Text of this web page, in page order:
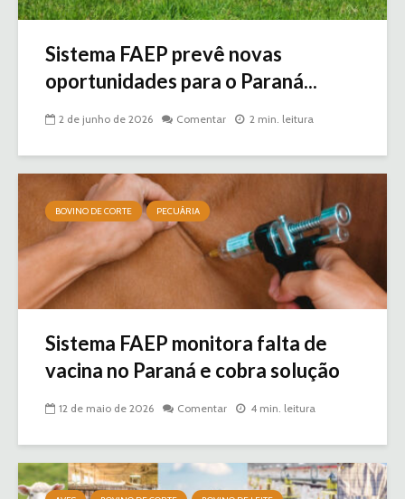
Sistema FAEP prevê novas
oportunidades para o Paraná...
2 de junho de 2026 Comentar 2 min. leitura
BOVINO DE CORTE PECUÁRIA
Sistema FAEP monitora falta de
vacina no Paraná e cobra solução
12 de maio de 2026 Comentar 4 min. leitura